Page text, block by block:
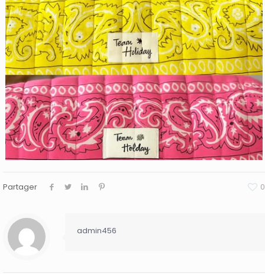
Partager 0
admin456